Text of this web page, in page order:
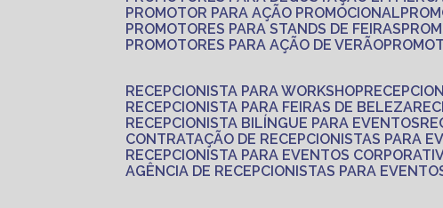
PROMOTOR PARA AÇÃO PROMOCIONAL
PROMOTORES PARA STANDS DE FEIRAS
PROMOTORES PARA AÇÃO DE VERÃO
RECEPCIONISTA PARA WORKSHOP
RECEPCIONISTA PARA FEIRAS DE BELEZA
RECEPCIONISTA BILÍNGUE PARA EVENTOS
CONTRATAÇÃO DE RECEPCIONISTAS PARA
RECEPCIONISTA PARA EVENTOS
AGÊNCIA DE RECEPCIONISTAS PARA